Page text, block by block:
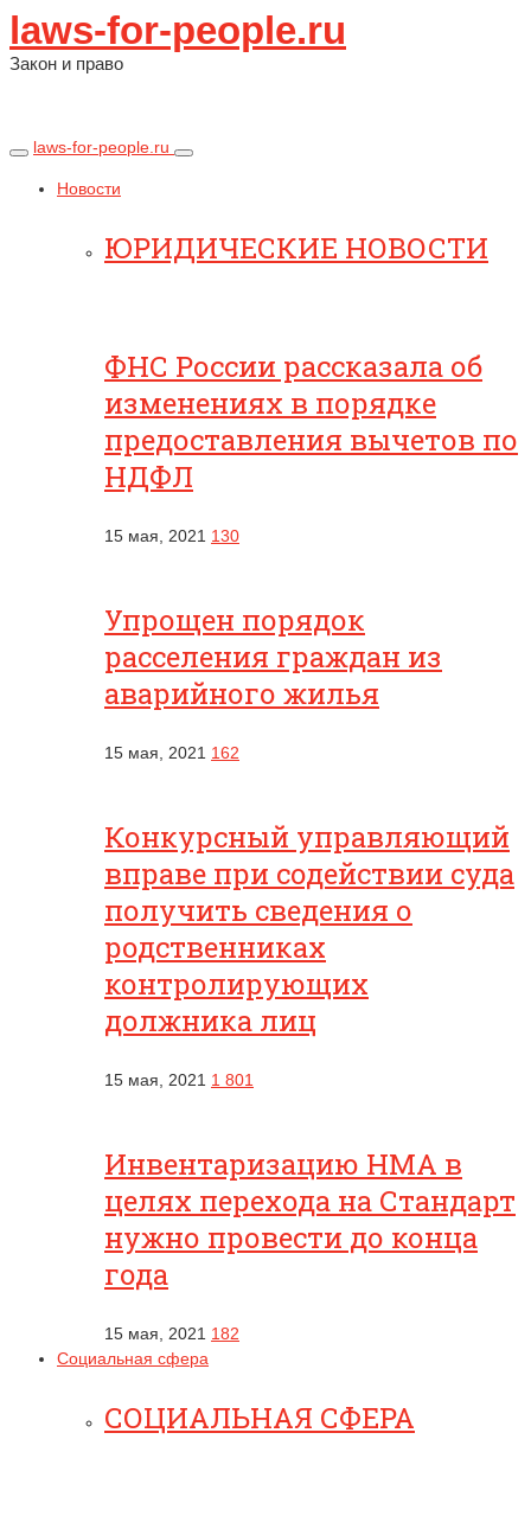
laws-for-people.ru
Закон и право
laws-for-people.ru
Новости
ЮРИДИЧЕСКИЕ НОВОСТИ
ФНС России рассказала об
изменениях в порядке
предоставления вычетов по
НДФЛ
15 мая, 2021 130
Упрощен порядок
расселения граждан из
аварийного жилья
15 мая, 2021 162
Конкурсный управляющий
вправе при содействии суда
получить сведения о
родственниках
контролирующих
должника лиц
15 мая, 2021 1 801
Инвентаризацию НМА в
целях перехода на Стандарт
нужно провести до конца
года
15 мая, 2021 182
Социальная сфера
СОЦИАЛЬНАЯ СФЕРА